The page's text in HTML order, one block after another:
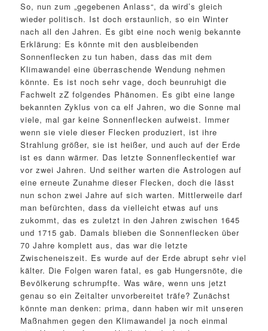
So, nun zum „gegebenen Anlass“, da wird’s gleich
wieder politisch. Ist doch erstaunlich, so ein Winter
nach all den Jahren. Es gibt eine noch wenig bekannte
Erklärung: Es könnte mit den ausbleibenden
Sonnenflecken zu tun haben, dass das mit dem
Klimawandel eine überraschende Wendung nehmen
könnte. Es ist noch sehr vage, doch beunruhigt die
Fachwelt zZ folgendes Phänomen. Es gibt eine lange
bekannten Zyklus von ca elf Jahren, wo die Sonne mal
viele, mal gar keine Sonnenflecken aufweist. Immer
wenn sie viele dieser Flecken produziert, ist ihre
Strahlung größer, sie ist heißer, und auch auf der Erde
ist es dann wärmer. Das letzte Sonnenfleckentief war
vor zwei Jahren. Und seither warten die Astrologen auf
eine erneute Zunahme dieser Flecken, doch die lässt
nun schon zwei Jahre auf sich warten. Mittlerweile darf
man befürchten, dass da vielleicht etwas auf uns
zukommt, das es zuletzt in den Jahren zwischen 1645
und 1715 gab. Damals blieben die Sonnenflecken über
70 Jahre komplett aus, das war die letzte
Zwischeneiszeit. Es wurde auf der Erde abrupt sehr viel
kälter. Die Folgen waren fatal, es gab Hungersnöte, die
Bevölkerung schrumpfte. Was wäre, wenn uns jetzt
genau so ein Zeitalter unvorbereitet träfe? Zunächst
könnte man denken: prima, dann haben wir mit unseren
Maßnahmen gegen den Klimawandel ja noch einmal